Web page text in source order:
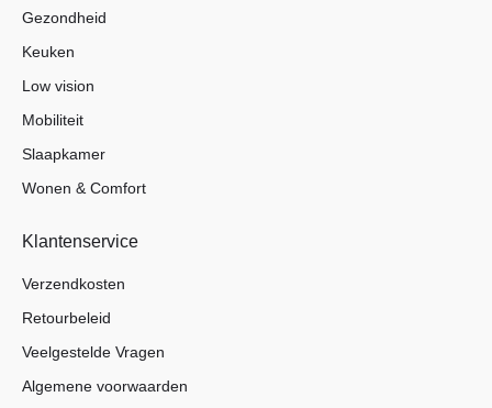
Gezondheid
Keuken
Low vision
Mobiliteit
Slaapkamer
Wonen & Comfort
Klantenservice
Verzendkosten
Retourbeleid
Veelgestelde Vragen
Algemene voorwaarden